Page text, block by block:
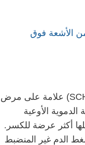
الأشعة فوق
قد يكون تكرار النزف تحت الملتحمة (SCH) علامة على مرض
الأوعية
أكثر عرضة للكسر.
الدم غير المنضبط